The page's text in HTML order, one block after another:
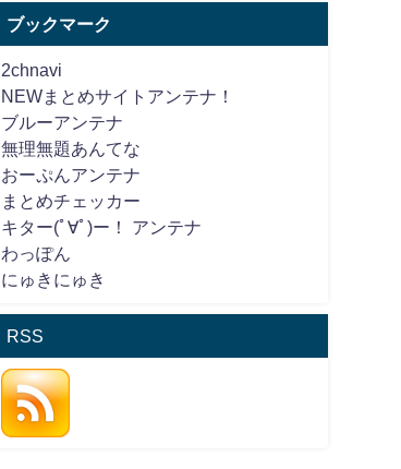
ブックマーク
2chnavi
NEWまとめサイトアンテナ！
ブルーアンテナ
無理無題あんてな
おーぷんアンテナ
まとめチェッカー
キター(ﾟ∀ﾟ)ー！ アンテナ
わっぽん
にゅきにゅき
RSS